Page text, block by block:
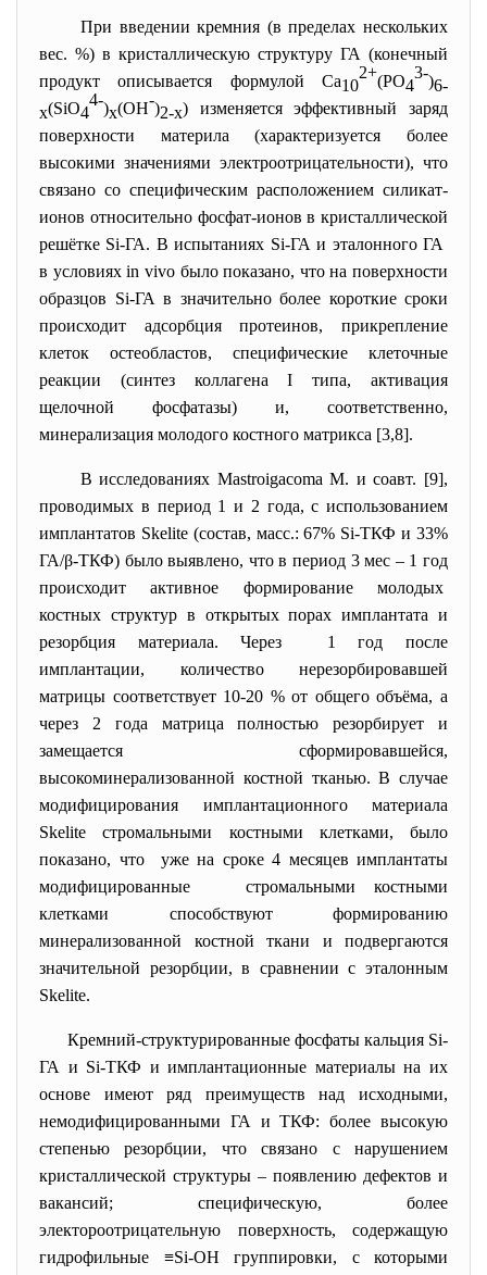
При введении кремния (в пределах нескольких
вес. %) в кристаллическую структуру ГА (конечный
продукт описывается формулой Ca10
2+(PO4
3-)6-
х(SiO4
4-)х(OH-)2-х)
изменяется эффективный заряд
поверхности материла (характеризуется более
высокими значениями электроотрицательности), что
связано со специфическим расположением силикат-
ионов относительно фосфат-ионов в кристаллической
решётке Si-ГА. В испытаниях Si-ГА и эталонного ГА
в условиях in vivo было показано, что на поверхности
образцов Si-ГА в значительно более короткие сроки
происходит адсорбция протеинов, прикрепление
клеток остеобластов, специфические клеточные
реакции (синтез коллагена I типа, активация
щелочной фосфатазы) и, соответственно,
минерализация молодого костного матрикса [3,8].
В исследованиях Mastroigacoma M. и соавт. [9],
проводимых в период 1 и 2 года, с использованием
имплантатов Skelite (состав, масс.: 67% Si-ТКФ и 33%
ГА/β-ТКФ) было выявлено, что в период 3 мес – 1 год
происходит активное формирование молодых
костных структур в открытых порах имплантата и
резорбция материала. Через 1 год после
имплантации, количество нерезорбировавшей
матрицы соответствует 10-20 % от общего объёма, а
через 2 года матрица полностью резорбирует и
замещается сформировавшейся,
высокоминерализованной костной тканью. В случае
модифицирования имплантационного материала
Skelite стромальными костными клетками, было
показано, что уже на сроке 4 месяцев имплантаты
модифицированные стромальными костными
клетками способствуют формированию
минерализованной костной ткани и подвергаются
значительной резорбции, в сравнении с эталонным
Skelite.
Кремний-структурированные фосфаты кальция Si-
ГА и Si-ТКФ и имплантационные материалы на их
основе имеют ряд преимуществ над исходными,
немодифицированными ГА и ТКФ: более высокую
степенью резорбции, что связано с нарушением
кристаллической структуры – появлению дефектов и
вакансий; специфическую, более
электороотрицательную поверхность, содержащую
гидрофильные ≡Si-OH группировки, с которыми